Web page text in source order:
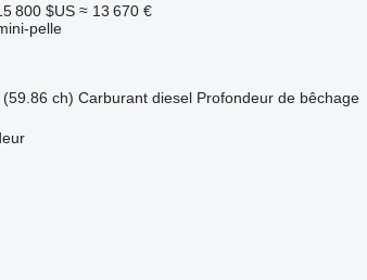
800 $US ≈ 13 670 €
pelle
ch) Carburant diesel Profondeur de bêchage